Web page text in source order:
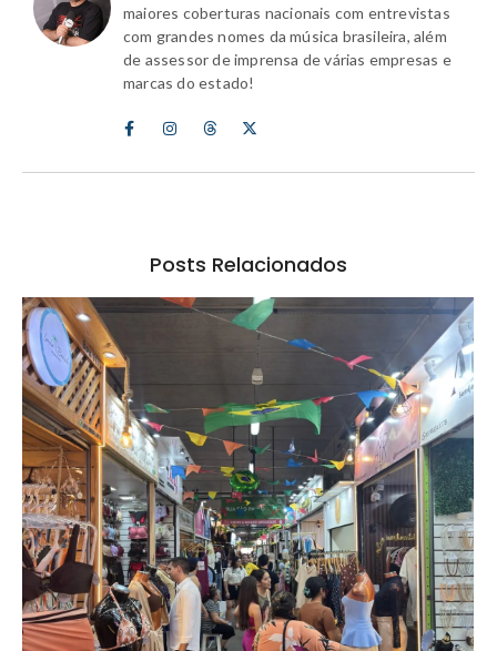
maiores coberturas nacionais com entrevistas
com grandes nomes da música brasileira, além
de assessor de imprensa de várias empresas e
marcas do estado!
Posts Relacionados